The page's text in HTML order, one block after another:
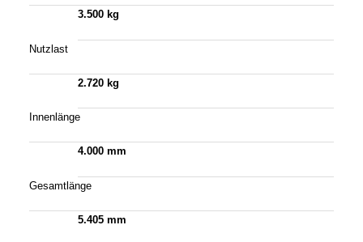
3.500 kg
Nutzlast
2.720 kg
Innenlänge
4.000 mm
Gesamtlänge
5.405 mm